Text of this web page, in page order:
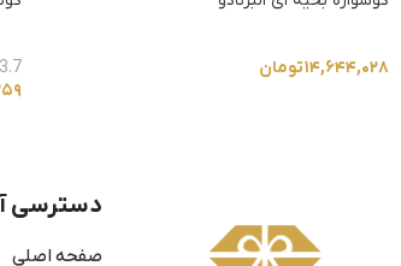
۱۴,۶۴۴,۰۲۸تومان
دسترسی
صفحه اصلی